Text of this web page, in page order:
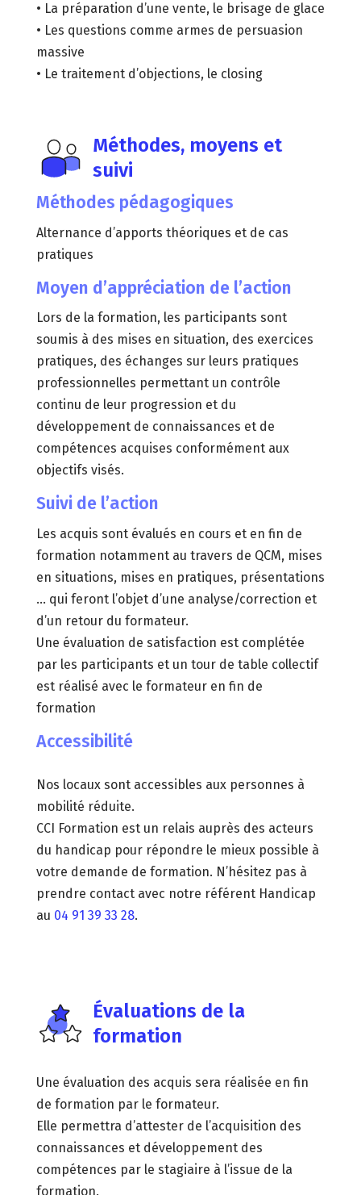
• La préparation d’une vente, le brisage de glace
• Les questions comme armes de persuasion
massive
• Le traitement d’objections, le closing
Méthodes, moyens et
suivi
Méthodes pédagogiques
Alternance d’apports théoriques et de cas
pratiques
Moyen d’appréciation de l’action
Lors de la formation, les participants sont
soumis à des mises en situation, des exercices
pratiques, des échanges sur leurs pratiques
professionnelles permettant un contrôle
continu de leur progression et du
développement de connaissances et de
compétences acquises conformément aux
objectifs visés.
Suivi de l’action
Les acquis sont évalués en cours et en fin de
formation notamment au travers de QCM, mises
en situations, mises en pratiques, présentations
… qui feront l’objet d’une analyse/correction et
d’un retour du formateur.
Une évaluation de satisfaction est complétée
par les participants et un tour de table collectif
est réalisé avec le formateur en fin de
formation
Accessibilité
Nos locaux sont accessibles aux personnes à
mobilité réduite.
CCI Formation est un relais auprès des acteurs
du handicap pour répondre le mieux possible à
votre demande de formation. N’hésitez pas à
prendre contact avec notre référent Handicap
au 04 91 39 33 28.
Évaluations de la
formation
Une évaluation des acquis sera réalisée en fin
de formation par le formateur.
Elle permettra d’attester de l’acquisition des
connaissances et développement des
compétences par le stagiaire à l’issue de la
formation.